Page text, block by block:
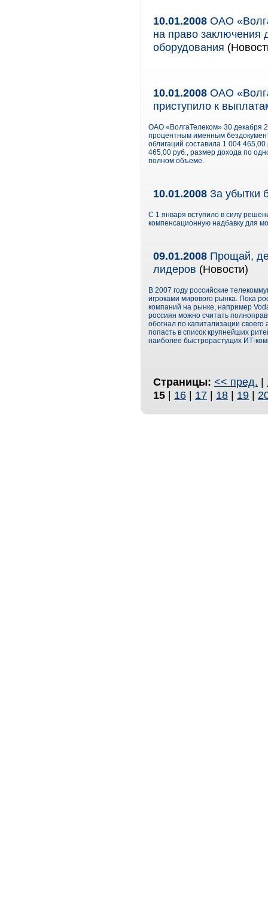
10.01.2008 ОАО
на право заключения
оборудования
10.01.2008 ОАО
приступило к
ОАО «ВолгаТелеком» 30 декабря
процентным именным
облигаций составила 1 004
465,00 руб., размер дохода по
полном объеме.
10.01.2008 За убытки
С 1 января вступило в силу
компенсационную надбавку для
09.01.2008 Прощай,
лидеров (Новости)
В 2007 году российские
игроками мирового рынка. Пока
компаний на рынке, например
россиян можно считать
обогнал по капитализации
попасть в список крупнейших
наиболее быстрорастущих ИТ-
Страницы: << пред. |
15 | 16 | 17 | 18 | 19 |